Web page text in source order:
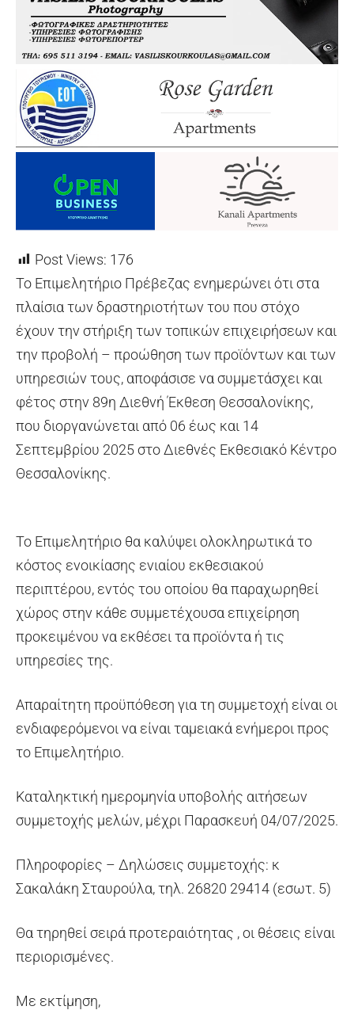
Post Views: 176
Το Επιμελητήριο Πρέβεζας ενημερώνει ότι στα
πλαίσια των δραστηριοτήτων του που στόχο
έχουν την στήριξη των τοπικών επιχειρήσεων και
την προβολή – προώθηση των προϊόντων και των
υπηρεσιών τους, αποφάσισε να συμμετάσχει και
φέτος στην 89η Διεθνή Έκθεση Θεσσαλονίκης,
που διοργανώνεται από 06 έως και 14
Σεπτεμβρίου 2025 στο Διεθνές Εκθεσιακό Κέντρο
Θεσσαλονίκης.
Το Επιμελητήριο θα καλύψει ολοκληρωτικά το
κόστος ενοικίασης ενιαίου εκθεσιακού
περιπτέρου, εντός του οποίου θα παραχωρηθεί
χώρος στην κάθε συμμετέχουσα επιχείρηση
προκειμένου να εκθέσει τα προϊόντα ή τις
υπηρεσίες της.
Απαραίτητη προϋπόθεση για τη συμμετοχή είναι οι
ενδιαφερόμενοι να είναι ταμειακά ενήμεροι προς
το Επιμελητήριο.
Καταληκτική ημερομηνία υποβολής αιτήσεων
συμμετοχής μελών, μέχρι Παρασκευή 04/07/2025.
Πληροφορίες – Δηλώσεις συμμετοχής: κ
Σακαλάκη Σταυρούλα, τηλ. 26820 29414 (εσωτ. 5)
Θα τηρηθεί σειρά προτεραιότητας , οι θέσεις είναι
περιορισμένες.
Με εκτίμηση,